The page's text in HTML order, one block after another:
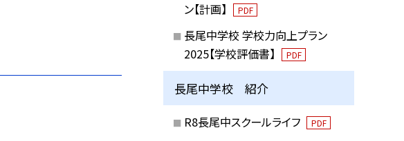
ン【計画】
PDF
長尾中学校 学校力向上プラン
2025【学校評価書】
PDF
長尾中学校 紹介
R8長尾中スクールライフ PDF